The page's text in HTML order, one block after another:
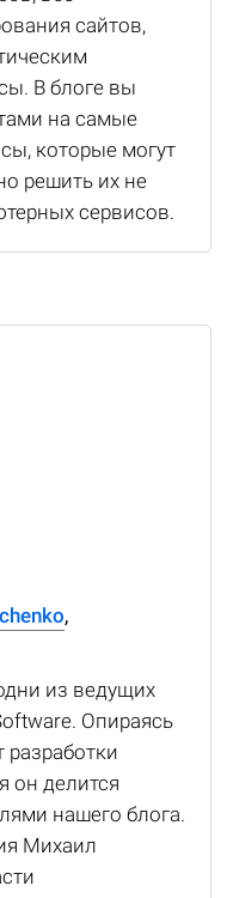
сайтов,
В блоге вы
на самые
которые могут
решить их не
сервисов.
,
из ведущих
Опираясь
он делится
нашего блога.
Михаил